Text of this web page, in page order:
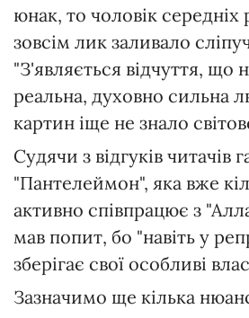
юнак, то чоловік середніх
зовсім лик заливало
"З'являється відчуття, що
реальна, духовно сильна
картин іще не знало
Судячи з відгуків читачів
"Пантелеймон", яка вже
активно співпрацює з
мав попит, бо "навіть у
зберігає свої особливі
Зазначимо ще кілька